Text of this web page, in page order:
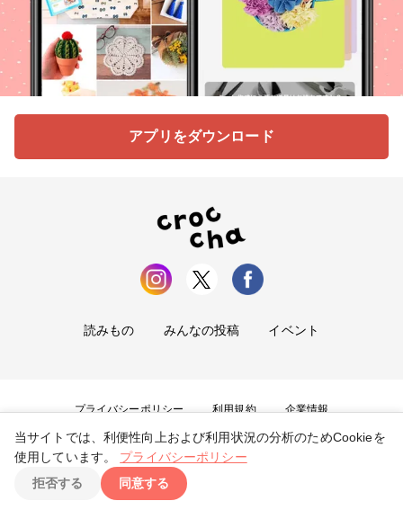
アプリをダウンロード
読みもの みんなの投稿 イベント
プライバシーポリシー 利用規約 企業情報
お問い合わせ
Copyright ©2026tryangle Co., Ltd. All Rights Reserved.
当サイトでは、利便性向上および利用状況の分析のためCookieを
使用しています。
プライバシーポリシー
拒否する
同意する